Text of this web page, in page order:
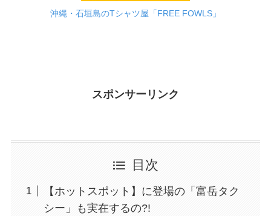
沖縄・石垣島のTシャツ屋「FREE FOWLS」
スポンサーリンク
目次
【ホットスポット】に登場の「富岳タク
シー」も実在するの?!